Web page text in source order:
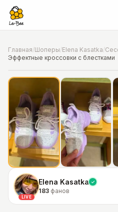
Главная/Шоперы/Elena Kasatka/
Эффектные кроссовки с блестками
Фото от шопера·Texas
LIVE
Elena Kasatka
183 фанов